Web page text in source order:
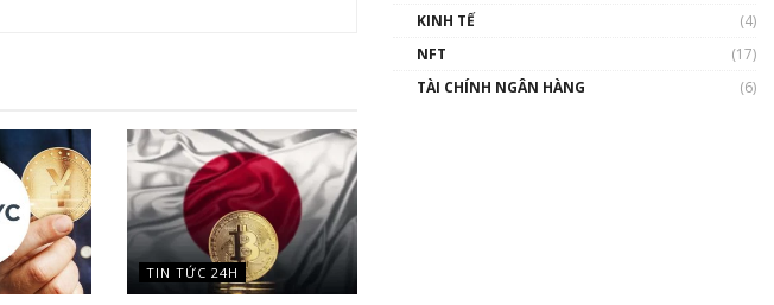
TIN TỨC 24H
KINH TẾ
(4)
NFT
(17)
TÀI CHÍNH NGÂN HÀNG
(6)